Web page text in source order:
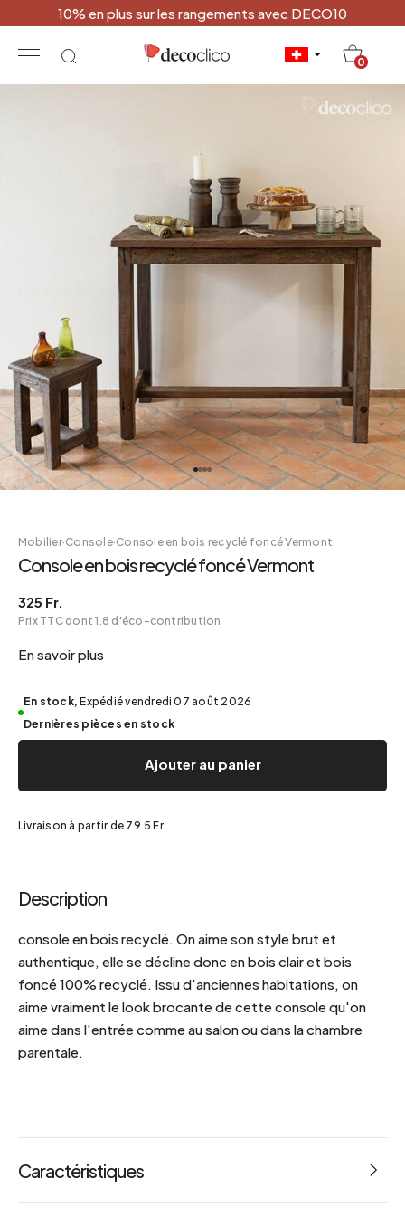
10% en plus sur les rangements avec DECO10
0
Mobilier·Console·Console en bois recyclé foncé Vermont
Console en bois recyclé foncé Vermont
325 Fr.
Prix TTC dont 1.8 d'éco-contribution
En savoir plus
En stock, Expédié vendredi 07 août 2026
Dernières pièces en stock
Ajouter au panier
Livraison à partir de 79.5 Fr.
Description
console en bois recyclé. On aime son style brut et
authentique, elle se décline donc en bois clair et bois
foncé 100% recyclé. Issu d'anciennes habitations, on
aime vraiment le look brocante de cette console qu'on
aime dans l'entrée comme au salon ou dans la chambre
parentale.
Caractéristiques